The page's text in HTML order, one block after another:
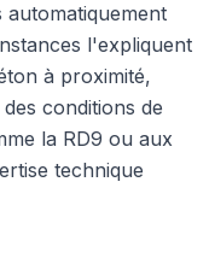
automatiquement
l'expliquent
à proximité,
conditions de
la RD9 ou aux
technique